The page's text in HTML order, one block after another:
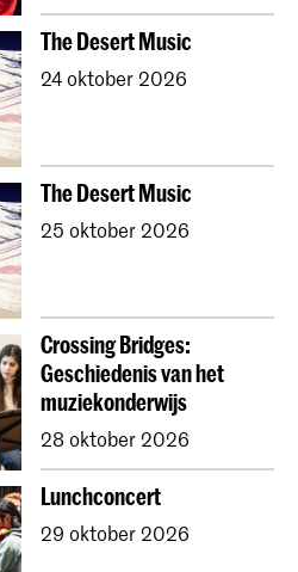
The Desert Music
24 oktober 2026
The Desert Music
25 oktober 2026
Crossing Bridges:
Geschiedenis van het
muziekonderwijs
28 oktober 2026
Lunchconcert
29 oktober 2026